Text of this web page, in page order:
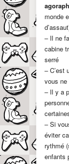
monde
– Il ne
cabine
serré
– C’est
vous ne
– Il y a
– Si
éviter
rythmé
enfants